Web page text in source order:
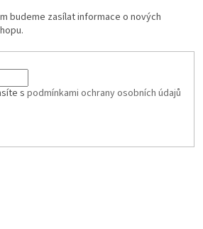
budeme zasílat informace o nových
s podmínkami ochrany osobních údajů